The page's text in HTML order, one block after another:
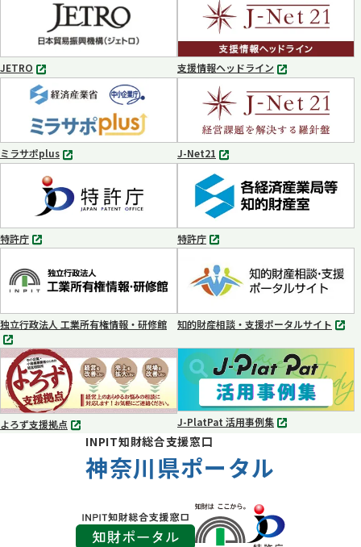
開
く
JETRO
別
タ
ブ
で
開
く
支援情報ヘッドライン
別
タ
ブ
で
開
く
ミラサポplus
別
ブ
で
開
く
J-Net21
別
タ
ブ
で
開
く
特許庁
別
ブ
で
く
特許庁
別
ブ
で
開
く
独立行政法人 工業所有権情報・研修館
別
タ
ブ
で
知的財産相談・支援ポータルサイト
別
タ
開
く
よろず支援拠点
別
J-PlatPat 活用事例集
別
INPIT知財総合支援窓口
神奈川県ポータル